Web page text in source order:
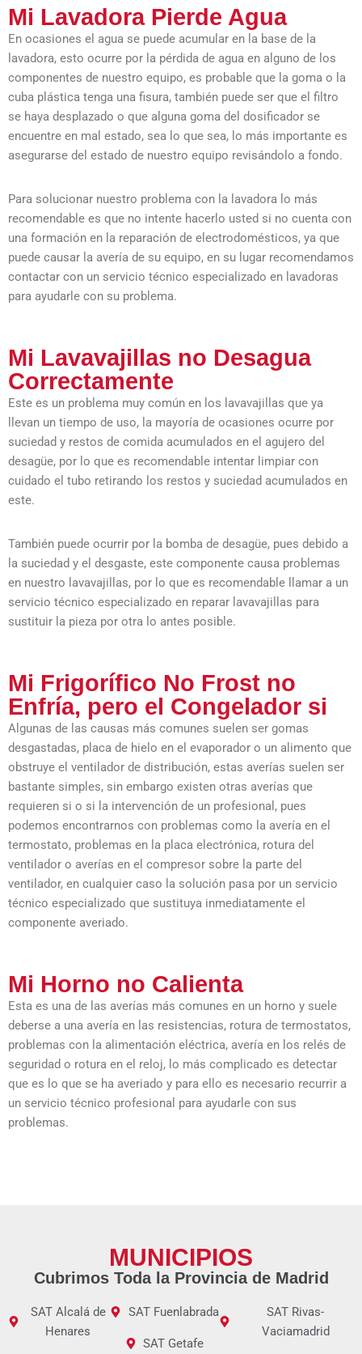
Mi Lavadora Pierde Agua
En ocasiones el agua se puede acumular en la base de la
lavadora, esto ocurre por la pérdida de agua en alguno de los
componentes de nuestro equipo, es probable que la goma o la
cuba plástica tenga una fisura, también puede ser que el filtro
se haya desplazado o que alguna goma del dosificador se
encuentre en mal estado, sea lo que sea, lo más importante es
asegurarse del estado de nuestro equipo revisándolo a fondo.
Para solucionar nuestro problema con la lavadora lo más
recomendable es que no intente hacerlo usted si no cuenta con
una formación en la reparación de electrodomésticos, ya que
puede causar la avería de su equipo, en su lugar recomendamos
contactar con un servicio técnico especializado en lavadoras
para ayudarle con su problema.
Mi Lavavajillas no Desagua
Correctamente
Este es un problema muy común en los lavavajillas que ya
llevan un tiempo de uso, la mayoría de ocasiones ocurre por
suciedad y restos de comida acumulados en el agujero del
desagüe, por lo que es recomendable intentar limpiar con
cuidado el tubo retirando los restos y suciedad acumulados en
este.
También puede ocurrir por la bomba de desagüe, pues debido a
la suciedad y el desgaste, este componente causa problemas
en nuestro lavavajillas, por lo que es recomendable llamar a un
servicio técnico especializado en reparar lavavajillas para
sustituir la pieza por otra lo antes posible.
Mi Frigorífico No Frost no
Enfría, pero el Congelador si
Algunas de las causas más comunes suelen ser gomas
desgastadas, placa de hielo en el evaporador o un alimento que
obstruye el ventilador de distribución, estas averías suelen ser
bastante simples, sin embargo existen otras averías que
requieren si o si la intervención de un profesional, pues
podemos encontrarnos con problemas como la avería en el
termostato, problemas en la placa electrónica, rotura del
ventilador o averías en el compresor sobre la parte del
ventilador, en cualquier caso la solución pasa por un servicio
técnico especializado que sustituya inmediatamente el
componente averiado.
Mi Horno no Calienta
Esta es una de las averías más comunes en un horno y suele
deberse a una avería en las resistencias, rotura de termostatos,
problemas con la alimentación eléctrica, avería en los relés de
seguridad o rotura en el reloj, lo más complicado es detectar
que es lo que se ha averiado y para ello es necesario recurrir a
un servicio técnico profesional para ayudarle con sus
problemas.
MUNICIPIOS
Cubrimos Toda la Provincia de Madrid
SAT Alcalá de
Henares
SAT Fuenlabrada
SAT Getafe
SAT Rivas-
Vaciamadrid